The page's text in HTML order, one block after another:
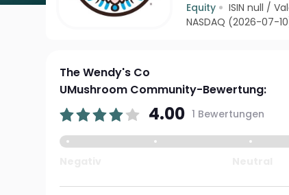
Equity ISIN null /
NASDAQ (2026-07-
The Wendy's Co
UMushroom Community-Bewertung:
4.00 1 Bewertungen